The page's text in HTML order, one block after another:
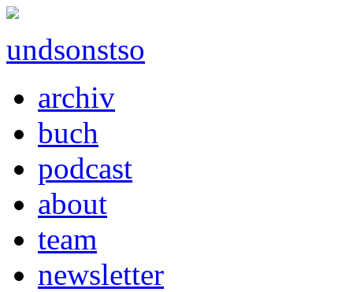
undsonstso
archiv
buch
podcast
about
team
newsletter